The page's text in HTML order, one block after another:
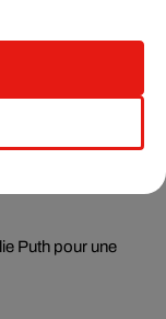
Gomez et
single
Puth pour une